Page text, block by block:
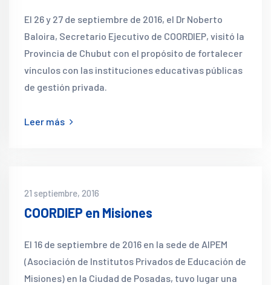
El 26 y 27 de septiembre de 2016, el Dr Noberto
Baloira, Secretario Ejecutivo de COORDIEP, visitó la
Provincia de Chubut con el propósito de fortalecer
vínculos con las instituciones educativas públicas
de gestión privada.
Leer más
21 septiembre, 2016
COORDIEP en Misiones
El 16 de septiembre de 2016 en la sede de AIPEM
(Asociación de Institutos Privados de Educación de
Misiones) en la Ciudad de Posadas, tuvo lugar una